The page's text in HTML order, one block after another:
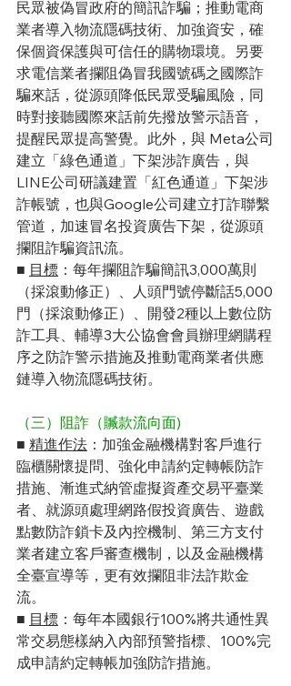
民眾被偽冒政府的簡訊詐騙；推動電商
業者導入物流隱碼技術、加強資安，確
保個資保護與可信任的購物環境。另要
求電信業者攔阻偽冒我國號碼之國際詐
騙來話，從源頭降低民眾受騙風險，同
時對接聽國際來話前先撥放警示語音，
提醒民眾提高警覺。此外，與 Meta公司
建立「綠色通道」下架涉詐廣告，與
LINE公司研議建置「紅色通道」下架涉
詐帳號，也與Google公司建立打詐聯繫
管道，加速冒名投資廣告下架，從源頭
攔阻詐騙資訊流。
■ 目標 ：每年攔阻詐騙簡訊3,000萬則
（採滾動修正）、人頭門號停斷話5,000
門（採滾動修正）、開發2種以上數位防
詐工具、輔導3大公協會會員辦理網購程
序之防詐警示措施及推動電商業者供應
鏈導入物流隱碼技術。
（三）阻詐（贓款流向面)
■ 精進作法 ：加強金融機構對客戶進行
臨櫃關懷提問、強化申請約定轉帳防詐
措施、漸進式納管虛擬資產交易平臺業
者、就源頭處理網路假投資廣告、遊戲
點數防詐鎖卡及內控機制、第三方支付
業者建立客戶審查機制，以及金融機構
全臺宣導等，更有效攔阻非法詐欺金
流。
■ 目標 ：每年本國銀行100%將共通性異
常交易態樣納入內部預警指標、100%完
成申請約定轉帳加強防詐措施。